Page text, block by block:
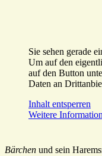
Sie sehen gerade
Um auf den
auf den Button
Daten an
Inhalt entsperren
Weitere
Bärchen und sein